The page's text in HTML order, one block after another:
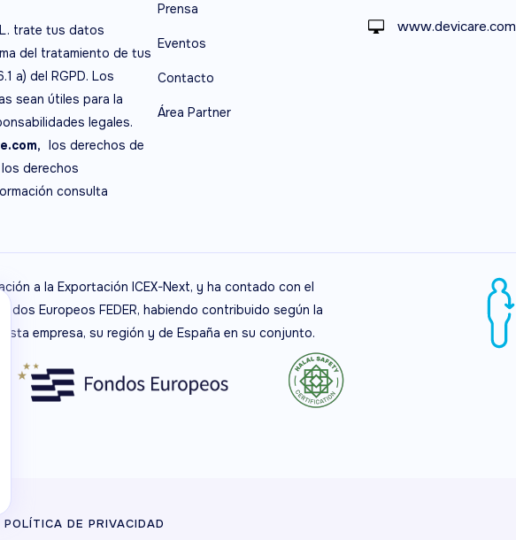
trate tus datos
del tratamiento de tus
a) del RGPD. Los
sean útiles para la
legales.
los derechos de
derechos
consulta
Prensa
Eventos
Contacto
Área Partner
www.devicare.com
a la Exportación ICEX-Next, y ha contado con el
Europeos FEDER, habiendo contribuido según la
empresa, su región y de España en su conjunto.
POLÍTICA DE PRIVACIDAD